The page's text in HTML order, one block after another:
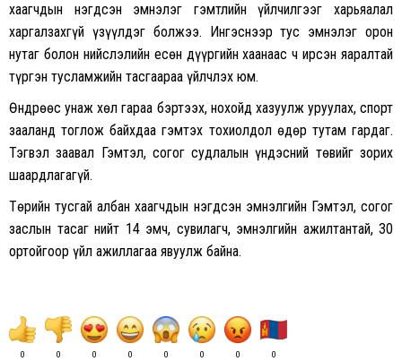
хаагчдын нэгдсэн эмнэлэг гэмтлийн үйлчилгээг харьяалал
харгалзахгүй үзүүлдэг болжээ. Ингэснээр тус эмнэлэг орон
нутаг болон нийслэлийн есөн дүүргийн хаанаас ч ирсэн яаралтай
түргэн тусламжийн тасгаараа үйлчлэх юм.
Өндрөөс унаж хөл гараа бэртээх, нохойд хазуулж уруулах, спорт
зааланд тоглож байхдаа гэмтэх тохиолдол өдөр тутам гардаг.
Тэгвэл заавал Гэмтэл, согог судлалын үндэсний төвийг зорих
шаардлагагүй.
Төрийн тусгай албан хаагчдын нэгдсэн эмнэлгийн Гэмтэл, согог
заслын тасаг нийт 14 эмч, сувилагч, эмнэлгийн ажилтантай, 30
ортойгоор үйл ажиллагаа явуулж байна.
0 0 0 0 0 0 0 0